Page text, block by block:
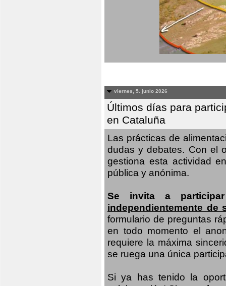
viernes, 5. junio 2026
Últimos días para
en Cataluña
Las prácticas de
dudas y debates. Con el
gestiona esta actividad
pública y anónima.
Se invita a
independientemente
formulario de preguntas
en todo momento el
requiere la máxima
se ruega una única
Si ya has tenido la